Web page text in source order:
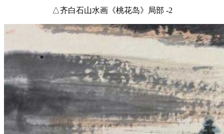
△齐白石山水画《桃花岛》局部 -2